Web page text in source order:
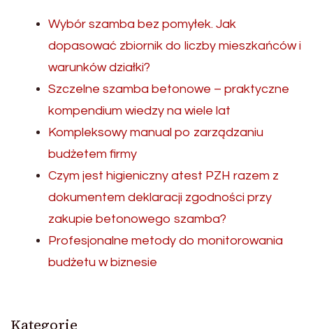
Wybór szamba bez pomyłek. Jak
dopasować zbiornik do liczby mieszkańców i
warunków działki?
Szczelne szamba betonowe – praktyczne
kompendium wiedzy na wiele lat
Kompleksowy manual po zarządzaniu
budżetem firmy
Czym jest higieniczny atest PZH razem z
dokumentem deklaracji zgodności przy
zakupie betonowego szamba?
Profesjonalne metody do monitorowania
budżetu w biznesie
Kategorie